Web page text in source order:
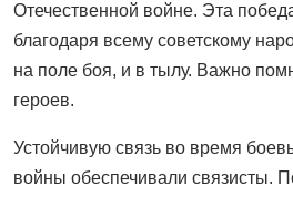
Отечественной войне. Эта
благодаря всему советскому
на поле боя, и в тылу. Важно
героев.
Устойчивую связь во время
войны обеспечивали связисты.